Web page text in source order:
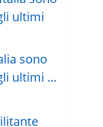
sono
ultimi …